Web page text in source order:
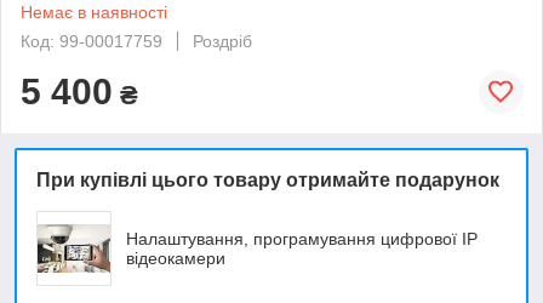
Немає в наявності
Код: 99-00017759
Роздріб
5 400 ₴
При купівлі цього товару отримайте подарунок
Налаштування, програмування цифрової ІР
відеокамери